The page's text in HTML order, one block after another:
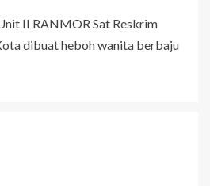
II RANMOR Sat Reskrim
dibuat heboh wanita berbaju